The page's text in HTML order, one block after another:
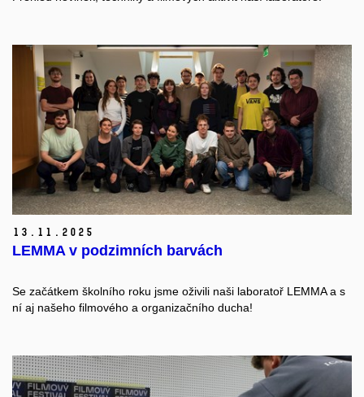
13. 11. 2025
LEMMA v podzimních barvách
Se začátkem školního roku jsme oživili naši laboratoř LEMMA a s
ní aj našeho filmového a organizačního ducha!